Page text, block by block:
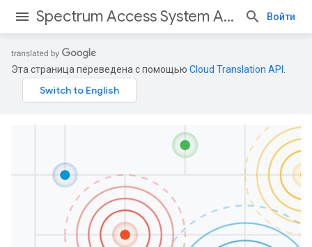
Spectrum Access System APIs Войти
Эта страница переведена с помощью Cloud Translation API